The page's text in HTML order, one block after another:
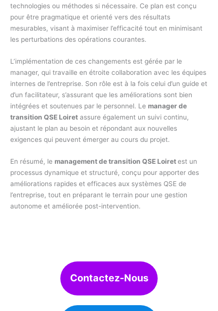
technologies ou méthodes si nécessaire. Ce plan est conçu
pour être pragmatique et orienté vers des résultats
mesurables, visant à maximiser l’efficacité tout en minimisant
les perturbations des opérations courantes.
L’implémentation de ces changements est gérée par le
manager, qui travaille en étroite collaboration avec les équipes
internes de l’entreprise. Son rôle est à la fois celui d’un guide et
d’un facilitateur, s’assurant que les améliorations sont bien
intégrées et soutenues par le personnel. Le manager de
transition QSE Loiret assure également un suivi continu,
ajustant le plan au besoin et répondant aux nouvelles
exigences qui peuvent émerger au cours du projet.
En résumé, le management de transition QSE Loiretest un
processus dynamique et structuré, conçu pour apporter des
améliorations rapides et efficaces aux systèmes QSE de
l’entreprise, tout en préparant le terrain pour une gestion
autonome et améliorée post-intervention.
Contactez-Nous